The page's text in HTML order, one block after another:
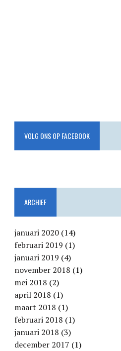
VOLG ONS OP FACEBOOK
ARCHIEF
januari 2020 (14)
februari 2019 (1)
januari 2019 (4)
november 2018 (1)
mei 2018 (2)
april 2018 (1)
maart 2018 (1)
februari 2018 (1)
januari 2018 (3)
december 2017 (1)